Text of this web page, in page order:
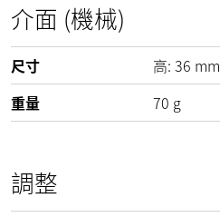
介面 (機械)
尺寸 高: 36 mm
重量
70 g
調整